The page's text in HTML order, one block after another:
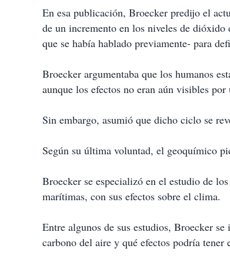
En esa publicación, Broecker predijo el
de un incremento en los niveles de
que se había hablado previamente- para
Broecker argumentaba que los humanos
aunque los efectos no eran aún visibles
Sin embargo, asumió que dicho ciclo se
Según su última voluntad, el geoquímico
Broecker se especializó en el estudio de
marítimas, con sus efectos sobre el clima.
Entre algunos de sus estudios, Broecker
carbono del aire y qué efectos podría tener